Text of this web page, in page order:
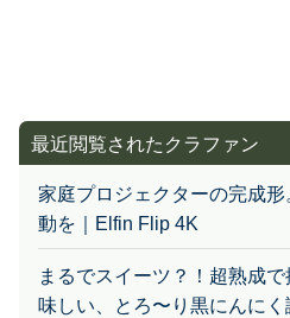
家庭プロジェクターの完成
動を｜Elfin Flip 4K
味しい、とろ〜り黒にんに